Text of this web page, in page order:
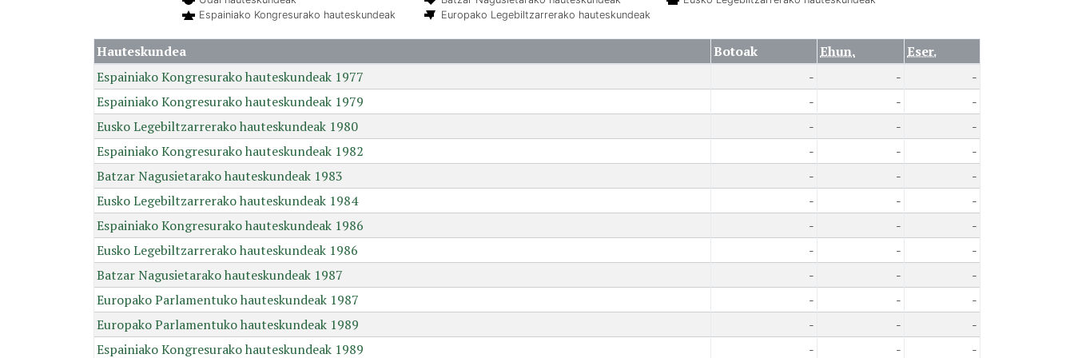
Espainiako Kongresurako hauteskundeak
Europako Legebiltzarrerako hauteskundeak
Hauteskundea Botoak Ehun.
Eser.
Espainiako Kongresurako hauteskundeak 1977
- -
-
Espainiako Kongresurako hauteskundeak 1979
- -
-
Eusko Legebiltzarrerako hauteskundeak 1980
- -
-
Espainiako Kongresurako hauteskundeak 1982
- -
-
Batzar Nagusietarako hauteskundeak 1983
- -
-
Eusko Legebiltzarrerako hauteskundeak 1984
- -
-
Espainiako Kongresurako hauteskundeak 1986
- -
-
Eusko Legebiltzarrerako hauteskundeak 1986
- -
-
Batzar Nagusietarako hauteskundeak 1987
- -
-
Europako Parlamentuko hauteskundeak 1987
- -
-
Europako Parlamentuko hauteskundeak 1989
- -
-
Espainiako Kongresurako hauteskundeak 1989
- -
-